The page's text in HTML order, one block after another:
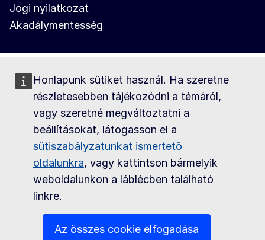
Honlapunk sütiket használ. Ha szeretne
részletesebben tájékozódni a témáról,
vagy szeretné megváltoztatni a
beállításokat, látogasson el a
sütiszabályzatunkat ismertető
oldalunkra, vagy kattintson bármelyik
weboldalunkon a láblécben található
linkre.
Az összes cookie elfogadása
Jogi nyilatkozat
Akadálymentesség